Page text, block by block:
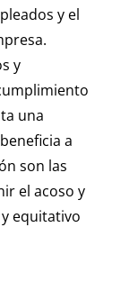
y el
y
una
a
son las
el acoso y
equitativo